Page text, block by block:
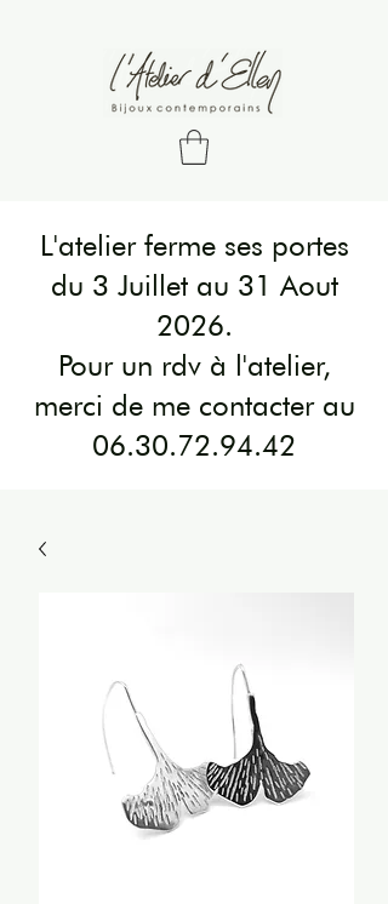
L'atelier ferme ses portes
du 3 Juillet au 31 Aout
2026.
Pour un rdv à l'atelier,
merci de me contacter au
06.30.72.94.42